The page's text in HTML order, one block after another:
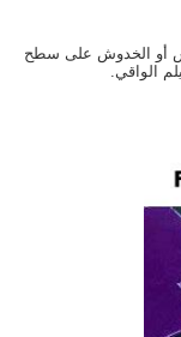
أو الخدوش على سطح
الواقي.